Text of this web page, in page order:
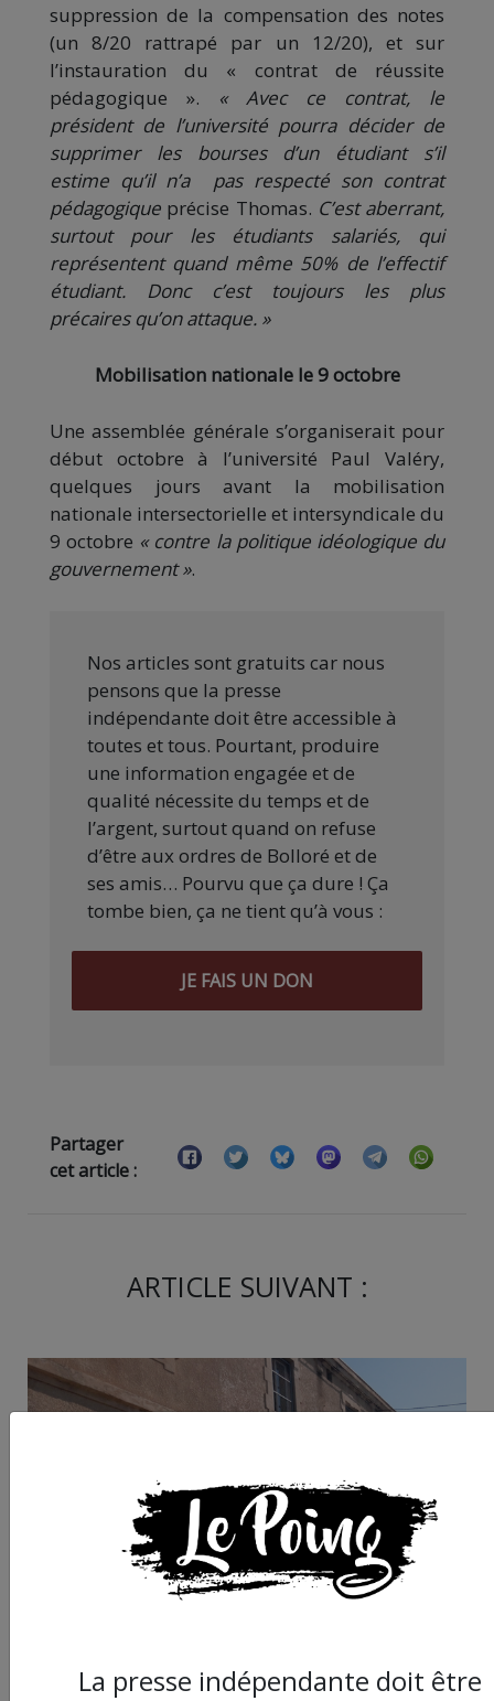
suppression de la compensation des notes
(un 8/20 rattrapé par un 12/20), et sur
l’instauration du « contrat de réussite
pédagogique ». « Avec ce contrat, le
président de l’université pourra décider de
supprimer les bourses d’un étudiant s’il
estime qu’il n’a pas respecté son contrat
pédagogique précise Thomas. C’est aberrant,
surtout pour les étudiants salariés, qui
représentent quand même 50% de l’effectif
étudiant. Donc c’est toujours les plus
précaires qu’on attaque. »
Mobilisation nationale le 9 octobre
Une assemblée générale s’organiserait pour
début octobre à l’université Paul Valéry,
quelques jours avant la mobilisation
nationale intersectorielle et intersyndicale du
9 octobre « contre la politique idéologique du
gouvernement ».
Nos articles sont gratuits car nous
pensons que la presse
indépendante doit être accessible à
toutes et tous. Pourtant, produire
une information engagée et de
qualité nécessite du temps et de
l’argent, surtout quand on refuse
d’être aux ordres de Bolloré et de
ses amis… Pourvu que ça dure ! Ça
tombe bien, ça ne tient qu’à vous :
JE FAIS UN DON
Partager
cet article :
ARTICLE SUIVANT :
Enfermés au centre
rétention
La presse indépendante doit être